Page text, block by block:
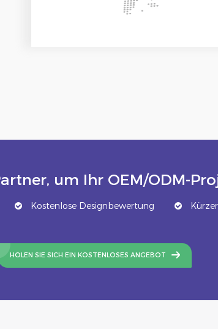
um Ihr OEM/ODM-
Kostenlose Designbewertung
HOLEN SIE SICH EIN KOSTENLOSES ANGEBOT